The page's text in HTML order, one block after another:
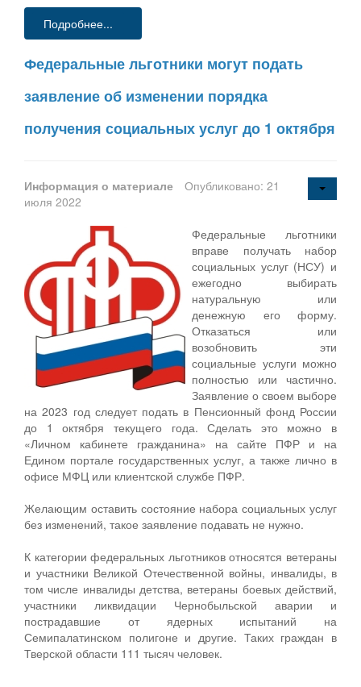
Подробнее...
Федеральные льготники могут подать
заявление об изменении порядка
получения социальных услуг до 1 октября
Информация о материале
Опубликовано: 21
июля 2022
Федеральные льготники
вправе получать набор
социальных услуг (НСУ) и
ежегодно выбирать
натуральную или
денежную его форму.
Отказаться или
возобновить эти
социальные услуги можно
полностью или частично.
Заявление о своем выборе
на 2023 год следует подать в Пенсионный фонд России
до 1 октября текущего года. Сделать это можно в
«Личном кабинете гражданина» на сайте ПФР и на
Едином портале государственных услуг, а также лично в
офисе МФЦ или клиентской службе ПФР.
Желающим оставить состояние набора социальных услуг
без изменений, такое заявление подавать не нужно.
К категории федеральных льготников относятся ветераны
и участники Великой Отечественной войны, инвалиды, в
том числе инвалиды детства, ветераны боевых действий,
участники ликвидации Чернобыльской аварии и
пострадавшие от ядерных испытаний на
Семипалатинском полигоне и другие. Таких граждан в
Тверской области 111 тысяч человек.